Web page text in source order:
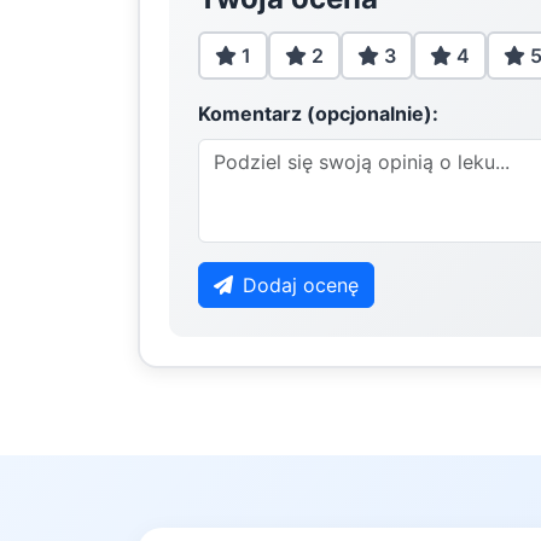
1 2 3 4 5
Komentarz (opcjonalnie):
Dodaj ocenę